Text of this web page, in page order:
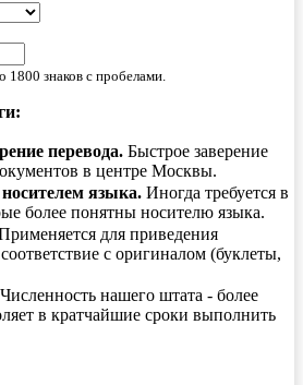
1800 знаков с пробелами.
перевода. Быстрое заверение
в центре Москвы.
языка. Иногда требуется в
более понятны носителю языка.
для приведения
с оригиналом (буклеты,
Численность нашего штата - более
в кратчайшие сроки выполнить